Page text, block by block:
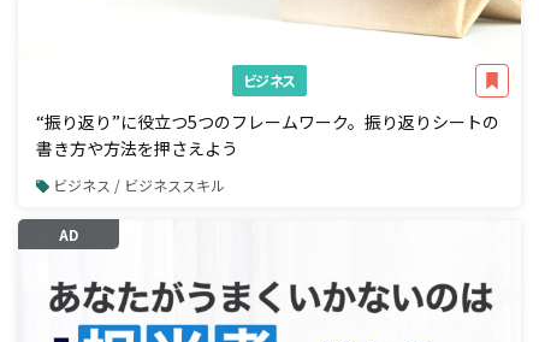
ビジネス
“振り返り”に役立つ5つのフレームワーク。振り返りシートの
書き方や方法を押さえよう
ビジネス / ビジネススキル
AD